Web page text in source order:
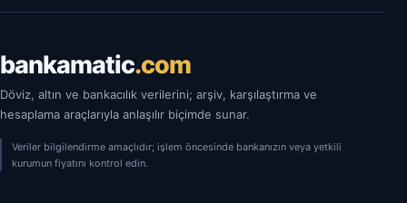
bankamatic.com
Döviz, altın ve bankacılık verilerini; arşiv, karşılaştırma ve
hesaplama araçlarıyla anlaşılır biçimde sunar.
Veriler bilgilendirme amaçlıdır; işlem öncesinde bankanızın veya yetkili
kurumun fiyatını kontrol edin.